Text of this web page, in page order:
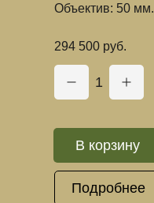
Объектив: 50 мм.
294 500 руб.
1
В корзину
Подробнее